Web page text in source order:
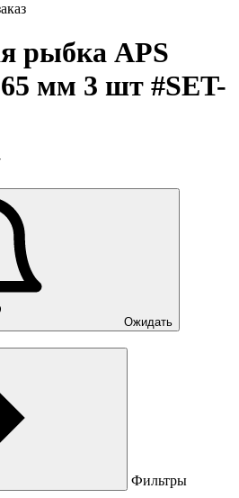
рыбка APS
мм 3 шт #SET-
Ожидать
Фильтры